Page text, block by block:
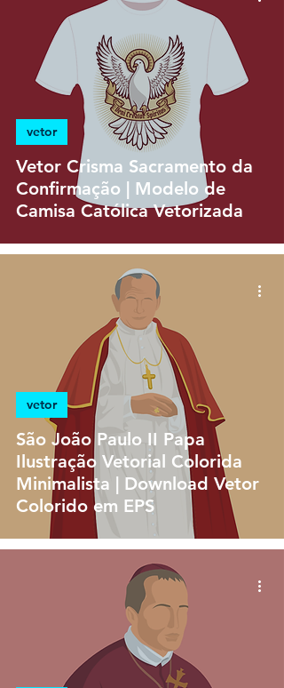
Vetor Crisma Sacramento da
Confirmação | Modelo de
Camisa Católica Vetorizada
vetor
São João Paulo II Papa
Ilustração Vetorial Colorida
Minimalista | Download Vetor
Colorido em EPS
vetor